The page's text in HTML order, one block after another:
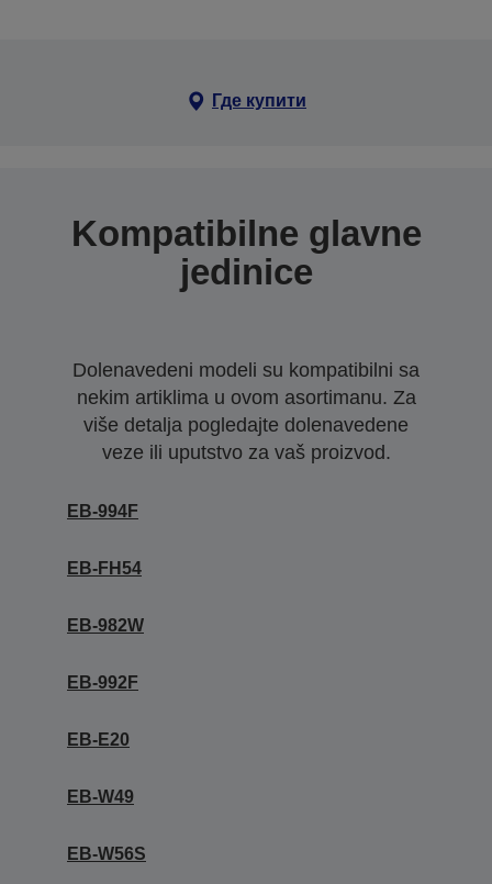
Где купити
Kompatibilne glavne
jedinice
Dolenavedeni modeli su kompatibilni sa
nekim artiklima u ovom asortimanu. Za
više detalja pogledajte dolenavedene
veze ili uputstvo za vaš proizvod.
EB-994F
EB-FH54
EB-982W
EB-992F
EB-E20
EB-W49
EB-W56S